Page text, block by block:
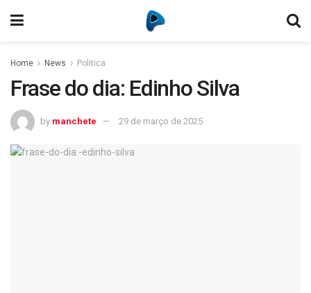
Home News Politica
Frase do dia: Edinho Silva
by manchete 29 de março de 2025